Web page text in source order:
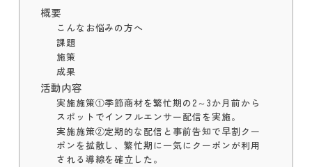
概要
こんなお悩みの方へ
課題
施策
成果
活動内容
実施施策①季節商材を繁忙期の2～3か月前から
スポットでインフルエンサー配信を実施。
実施施策②定期的な配信と事前告知で早割クー
ポンを拡散し、繁忙期に一気にクーポンが利用
される導線を確立した。